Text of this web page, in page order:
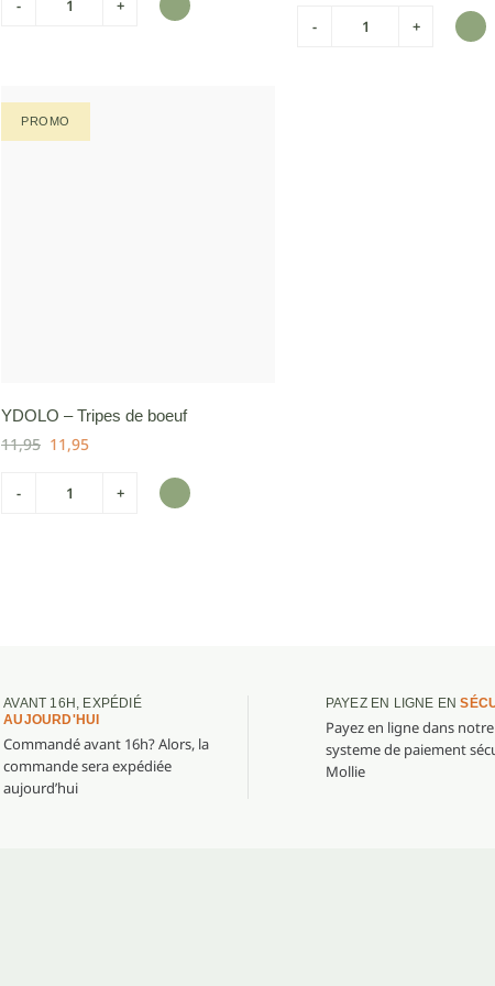
-
+
-
+
PROMO
YDOLO – Tripes de boeuf
11,95 11,95
- +
AVANT 16H, EXPÉDIÉ
AUJOURD'HUI
Commandé avant 16h? Alors, la
commande sera expédiée
aujourd’hui
PAYEZ EN LIGNE EN
Payez en ligne dans notre
systeme de paiement
Mollie